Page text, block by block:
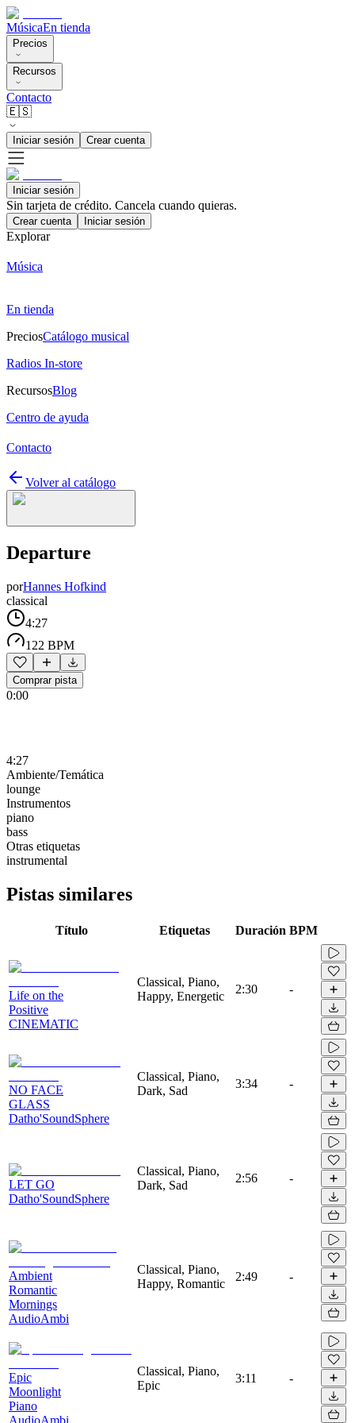
MúsicaEn tienda
Precios
Recursos
Contacto
🇪🇸
Iniciar sesión Crear cuenta
Iniciar sesión
Sin tarjeta de crédito. Cancela cuando quieras.
Crear cuenta Iniciar sesión
Explorar
Música
En tienda
PreciosCatálogo musical
Radios In-store
RecursosBlog
Centro de ayuda
Contacto
Volver al catálogo
Departure
porHannes Hofkind
classical
4:27
122 BPM
Comprar pista
0:00
4:27
Ambiente/Temática
lounge
Instrumentos
piano
bass
Otras etiquetas
instrumental
Pistas similares
Título Etiquetas Duración BPM
Life on the
Positive
CINEMATIC
Classical, Piano,
Happy, Energetic
2:30 -
NO FACE
GLASS
Datho'SoundSphere
Classical, Piano,
Dark, Sad
3:34 -
LET GO
Datho'SoundSphere
Classical, Piano,
Dark, Sad
2:56 -
Ambient
Romantic
Mornings
AudioAmbi
Classical, Piano,
Happy, Romantic
2:49 -
Epic
Moonlight
Piano
AudioAmbi
Classical, Piano,
Epic
3:11 -